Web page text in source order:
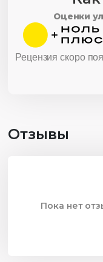
Оценки
Рецензия скоро
Отзывы
Пока нет